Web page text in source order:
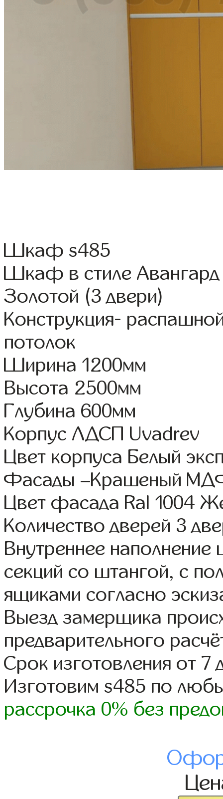
Шкаф s485
Шкаф в стиле
Золотой (3 двери)
Конструкция-
потолок
Ширина 1200мм
Высота 2500мм
Глубина 600мм
Корпус ЛДСП Uvadrev
Цвет корпуса Белый
Фасады –Крашеный
Цвет фасада Ral 1004
Количество дверей 3
Внутреннее
секций со штангой, с
ящиками согласно
Выезд замерщика
предварительного
Срок изготовления от 7
Изготовим s485 по
рассрочка 0% без